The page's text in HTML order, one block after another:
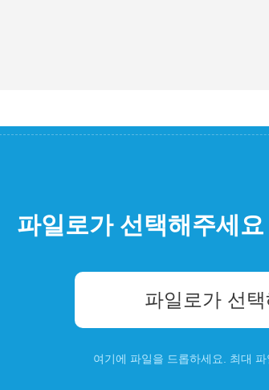
파일로가 선택해주세
파일로가 선
여기에 파일을 드롭하세요. 최대